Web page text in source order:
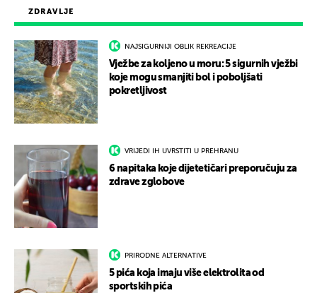
ZDRAVLJE
NAJSIGURNIJI OBLIK REKREACIJE
Vježbe za koljeno u moru: 5 sigurnih vježbi
koje mogu smanjiti bol i poboljšati
pokretljivost
VRIJEDI IH UVRSTITI U PREHRANU
6 napitaka koje dijetetičari preporučuju za
zdrave zglobove
PRIRODNE ALTERNATIVE
5 pića koja imaju više elektrolita od
sportskih pića